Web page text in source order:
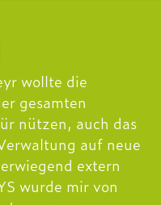
wollte die
gesamten
nützen, auch das
auf neue
extern
wurde mir von